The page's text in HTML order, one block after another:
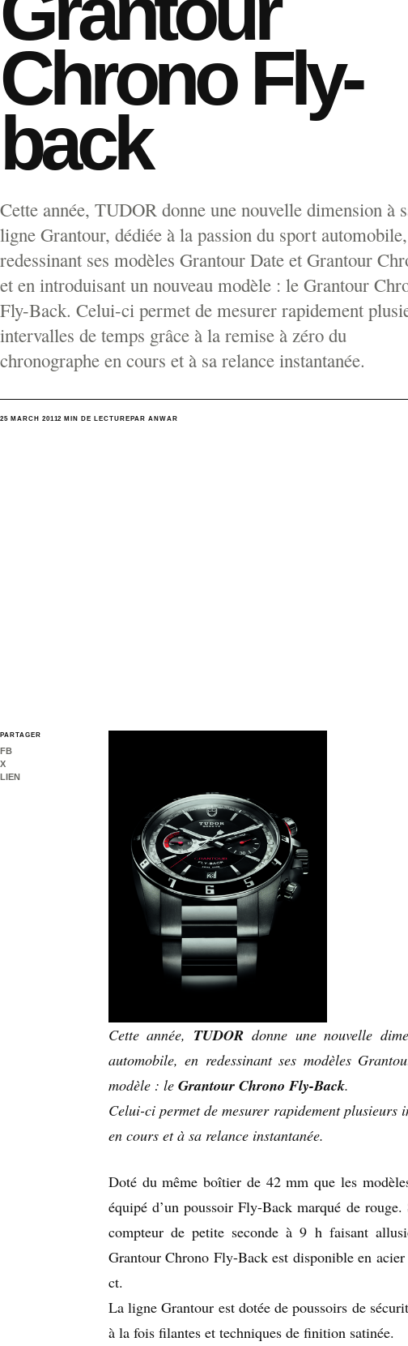
Chrono Fly-
back
Cette année, TUDOR donne une nouvelle dimension à
ligne Grantour, dédiée à la passion du sport
redessinant ses modèles Grantour Date et Grantour
et en introduisant un nouveau modèle : le Grantour
Fly-Back. Celui-ci permet de mesurer rapidement
intervalles de temps grâce à la remise à zéro du
chronographe en cours et à sa relance instantanée.
25 MARCH 20112 MIN DE LECTURE PAR ANWAR
PARTAGER
FB
X
LIEN
Cette année, TUDOR donne une nouvelle
automobile, en redessinant ses modèles
modèle : le Grantour Chrono Fly-Back.
Celui-ci permet de mesurer rapidement
en cours et à sa relance instantanée.
Doté du même boîtier de 42 mm que les
équipé d’un poussoir Fly-Back marqué de
compteur de petite seconde à 9 h faisant
Grantour Chrono Fly-Back est disponible en
ct.
La ligne Grantour est dotée de poussoirs de
à la fois filantes et techniques de finition satinée.